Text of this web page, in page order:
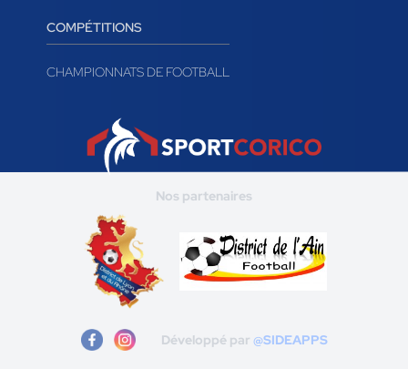
COMPÉTITIONS
CHAMPIONNATS DE FOOTBALL
Nos partenaires
Développé par @SIDEAPPS